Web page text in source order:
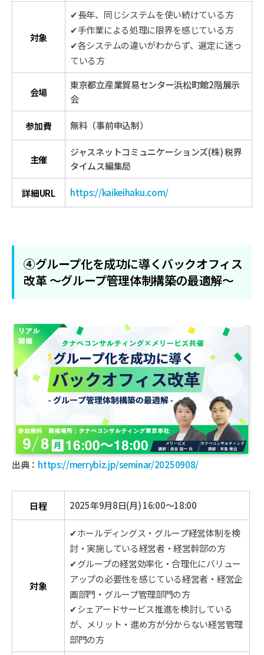
対象
✔長年、同じシステムを使い続けている方
✔手作業による処理に限界を感じている方
✔各システムの違いがわからず、選定に迷っ
ている方
会場
東京都立産業貿易センター浜松町館2階展示
会
参加費 無料（事前申込制）
主催
ジャスネットコミュニケーションズ(株) 税界
タイムス編集局
詳細URL https://kaikeihaku.com/
④グループ化を成功に導くバックオフィス
改革 ～グループ管理体制構築の最適解～
出典： https://merrybiz.jp/seminar/20250908/
日程 2025年9月8日(月) 16:00～18:00
対象
✔ホールディングス・グループ経営体制を検
討・実施している経営者・経営幹部の方
✔グループの経営効率化・合理化にバリュー
アップの必要性を感じている経営者・経営企
画部門・グループ管理部門の方
✔シェアードサービス推進を検討している
が、メリット・進め方が分からない経営管理
部門の方